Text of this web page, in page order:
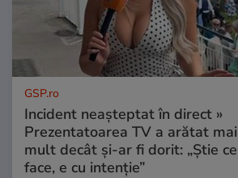
GSP.ro
Incident neașteptat în direct »
Prezentatoarea TV a arătat mai
mult decât și-ar fi dorit: „Știe ce
face, e cu intenție”